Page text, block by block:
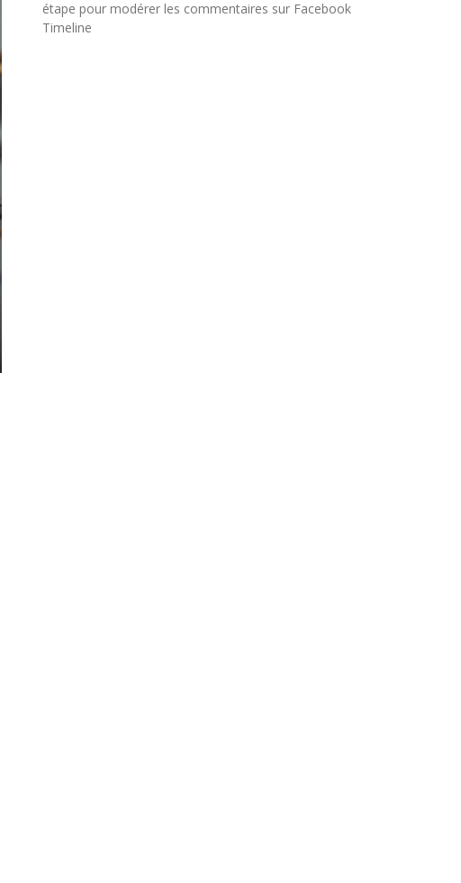
étape pour modérer les commentaires sur Facebook
Timeline